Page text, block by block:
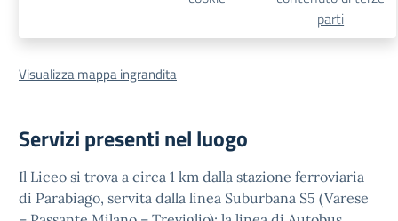
parti
Visualizza mappa ingrandita
Servizi presenti nel luogo
Il Liceo si trova a circa 1 km dalla stazione ferroviaria
di Parabiago, servita dalla linea Suburbana S5 (Varese